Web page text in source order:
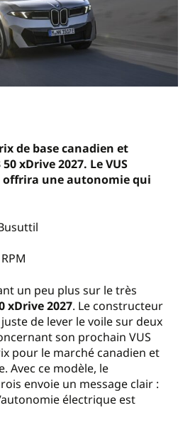
de base canadien et
xDrive 2027. Le VUS
une autonomie qui
un peu plus sur le très
xDrive 2027. Le constructeur
de lever le voile sur deux
son prochain VUS
pour le marché canadien et
Avec ce modèle, le
envoie un message clair :
électrique est